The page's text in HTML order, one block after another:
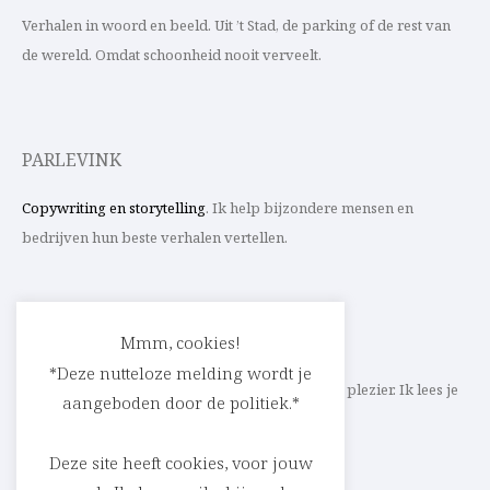
Verhalen in woord en beeld. Uit ’t Stad, de parking of de rest van
de wereld. Omdat schoonheid nooit verveelt.
PARLEVINK
Copywriting en storytelling. Ik help bijzondere mensen en
bedrijven hun beste verhalen vertellen.
Schrijf ik straks mee aan jouw verhaal? Met veel plezier. Ik lees je
heel graag op
cedric@parlevink.be
Mmm, cookies!
*Deze nutteloze melding wordt je
aangeboden door de politiek.*
Deze site heeft cookies, voor jouw